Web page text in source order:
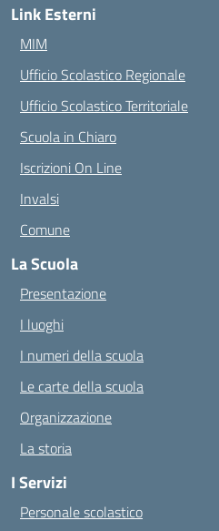
Link Esterni
MIM
Ufficio Scolastico Regionale
Ufficio Scolastico Territoriale
Scuola in Chiaro
Iscrizioni On Line
Invalsi
Comune
La Scuola
Presentazione
I luoghi
I numeri della scuola
Le carte della scuola
Organizzazione
La storia
I Servizi
Personale scolastico